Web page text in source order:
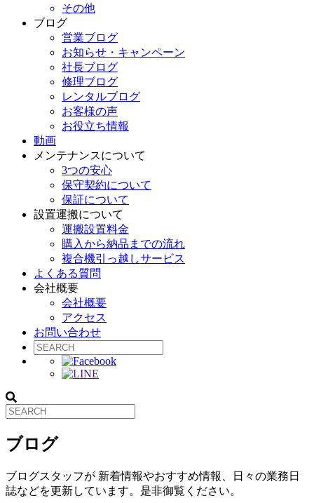
その他
ブログ
営業ブログ
お知らせ・キャンペーン
社長ブログ
修理ブログ
レンタルブログ
お客様の声
お役立ち情報
動画
メンテナンスについて
3つの安心
保守契約について
保証について
設置運搬について
運搬設置料金
購入から納品までの流れ
複合機引っ越しサービス
よくある質問
会社概要
会社概要
アクセス
お問い合わせ
ブログ
ブログスタッフが 新着情報やおすすめ情報、日々の業務日
誌などを更新しています。是非御覧ください。